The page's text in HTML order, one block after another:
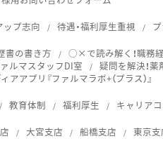
ップ志向 待遇・福利厚生重視
書の書き方 ○×で読み解く！職務
ルマスタッフDI室 疑問を解決！薬
アプリ『ファルマラボ+（プラス）』
教育体制 福利厚生 キャリア
大宮支店 船橋支店 東京支